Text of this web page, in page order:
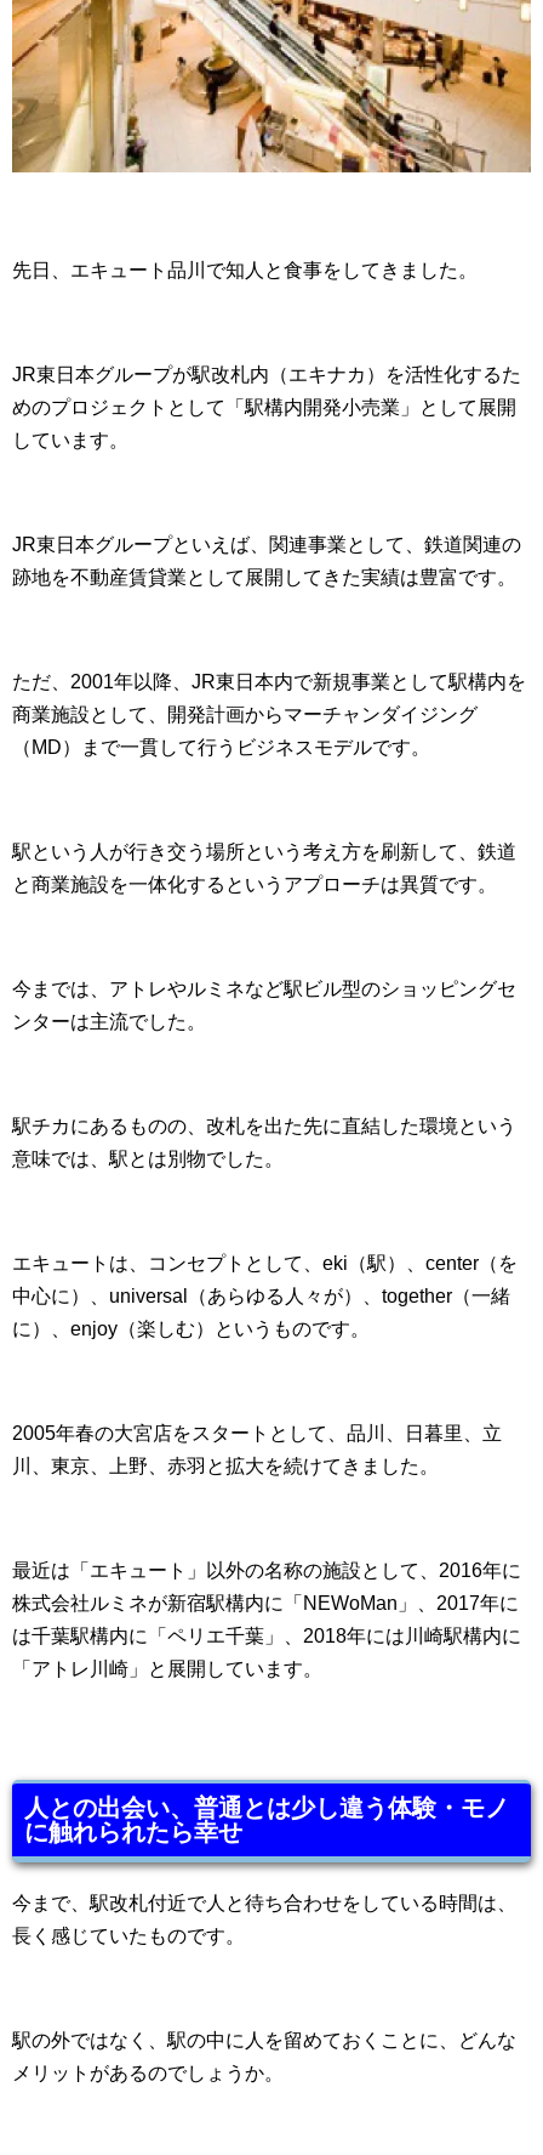
先日、エキュート品川で知人と食事をしてきました。
JR東日本グループが駅改札内（エキナカ）を活性化するた
めのプロジェクトとして「駅構内開発小売業」として展開
しています。
JR東日本グループといえば、関連事業として、鉄道関連の
跡地を不動産賃貸業として展開してきた実績は豊富です。
ただ、2001年以降、JR東日本内で新規事業として駅構内を
商業施設として、開発計画からマーチャンダイジング
（MD）まで一貫して行うビジネスモデルです。
駅という人が行き交う場所という考え方を刷新して、鉄道
と商業施設を一体化するというアプローチは異質です。
今までは、アトレやルミネなど駅ビル型のショッピングセ
ンターは主流でした。
駅チカにあるものの、改札を出た先に直結した環境という
意味では、駅とは別物でした。
エキュートは、コンセプトとして、eki（駅）、center（を
中心に）、universal（あらゆる人々が）、together（一緒
に）、enjoy（楽しむ）というものです。
2005年春の大宮店をスタートとして、品川、日暮里、立
川、東京、上野、赤羽と拡大を続けてきました。
最近は「エキュート」以外の名称の施設として、2016年に
株式会社ルミネが新宿駅構内に「NEWoMan」、2017年に
は千葉駅構内に「ペリエ千葉」、2018年には川崎駅構内に
「アトレ川崎」と展開しています。
人との出会い、普通とは少し違う体験・モノ
に触れられたら幸せ
今まで、駅改札付近で人と待ち合わせをしている時間は、
長く感じていたものです。
駅の外ではなく、駅の中に人を留めておくことに、どんな
メリットがあるのでしょうか。